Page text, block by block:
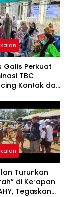
Galis Perkuat
TBC
Kontak dan
Turunkan
di Kerapan
Tegaskan